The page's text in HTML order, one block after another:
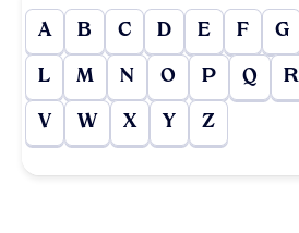
A B C D E F G
L M N O P Q R
V W X Y Z